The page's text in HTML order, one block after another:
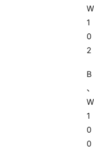
W
1
0
2
B
、
W
1
0
0